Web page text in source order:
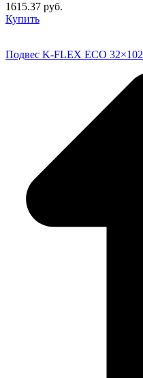
1615.37 руб.
Купить
Подвес K-FLEX ECO 32×102